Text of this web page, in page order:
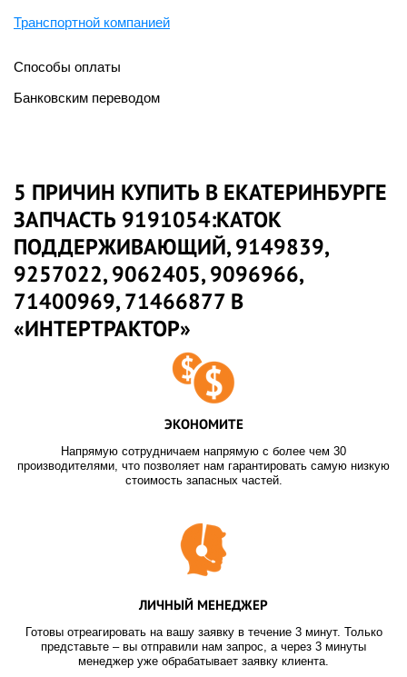
Транспортной компанией
Способы оплаты
Банковским переводом
5 ПРИЧИН КУПИТЬ В ЕКАТЕРИНБУРГЕ
ЗАПЧАСТЬ 9191054:КАТОК
ПОДДЕРЖИВАЮЩИЙ, 9149839,
9257022, 9062405, 9096966,
71400969, 71466877 В
«ИНТЕРТРАКТОР»
ЭКОНОМИТЕ
Напрямую сотрудничаем напрямую с более чем 30
производителями, что позволяет нам гарантировать самую низкую
стоимость запасных частей.
ЛИЧНЫЙ МЕНЕДЖЕР
Готовы отреагировать на вашу заявку в течение 3 минут. Только
представьте – вы отправили нам запрос, а через 3 минуты
менеджер уже обрабатывает заявку клиента.